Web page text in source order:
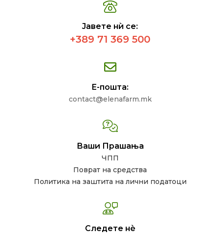
Јавете нѝ се:
+389 71 369 500
Е-пошта:
contact@elenafarm.mk
Ваши Прашања
ЧПП
Поврат на средства
Политика на заштита на лични податоци
Следете нѐ